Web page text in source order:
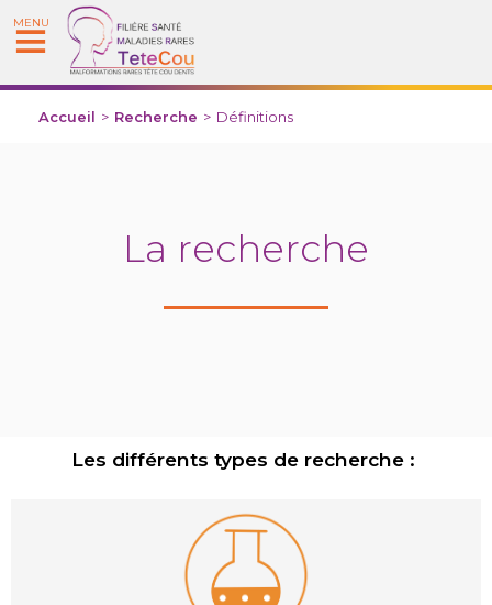
MENU
Accueil > Recherche > Définitions
La recherche
Les différents types de recherche :